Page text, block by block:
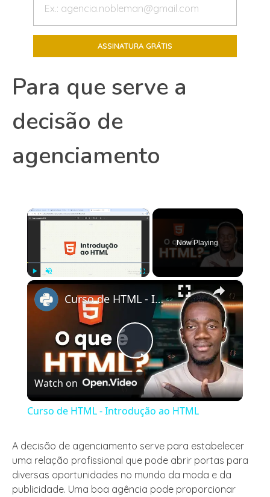
Para que serve a
decisão de
agenciamento
×
Now Playing
×
Play
Video
Curso de HTML - Introdução ao HTML
Watch on
Curso de HTML - Introdução ao HTML
A decisão de agenciamento serve para estabelecer
uma relação profissional que pode abrir portas para
diversas oportunidades no mundo da moda e da
publicidade. Uma boa agência pode proporcionar